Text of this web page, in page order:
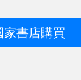
家書店購買